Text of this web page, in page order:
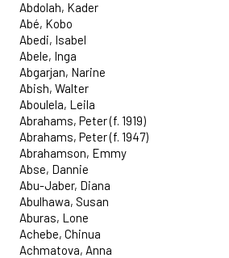
Abdolah, Kader
Abé, Kobo
Abedi, Isabel
Abele, Inga
Abgarjan, Narine
Abish, Walter
Aboulela, Leila
Abrahams, Peter (f. 1919)
Abrahams, Peter (f. 1947)
Abrahamson, Emmy
Abse, Dannie
Abu-Jaber, Diana
Abulhawa, Susan
Aburas, Lone
Achebe, Chinua
Achmatova, Anna